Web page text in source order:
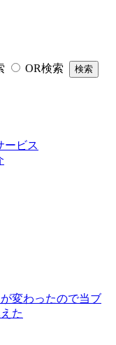
OR検索
ービス
変わったので当ブ
た